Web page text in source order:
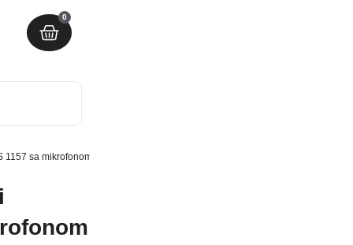
0
sa mikrofonom – Veliki bluetooth prenosivi zvucnik KTS 1157 sa mikrofonom